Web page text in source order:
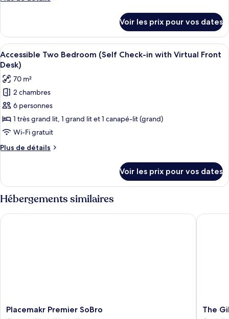
Desk)
Accessible
Bedroom
(Self
Check-
in
with
Virtual
Front
Desk)
le
type
de
chambre
Accessible
One
Bedroom
(Self
Check-
in
Virtual
Front
Desk)
Voir les prix pour vos dates
Afficher
toutes
les
photos
pour
ce
type
de
chambre :
Accessible
Bedroom
(Self
Check-
in
Un lit bien fait, avec du linge de lit
9
Accessible Two Bedroom (Self Check-in with Virtual Front
Desk)
70 m²
2 chambres
6 personnes
1 très grand lit, 1 grand lit et 1 canapé-lit (grand)
Wi-Fi gratuit
Plus de détails
Plus
le
type
de
chambre
Accessible
Voir les prix pour vos dates
Hébergements similaires
Placemakr
Placemakr Premier SoBro
Placemakr Premier SoBro
The
The
The